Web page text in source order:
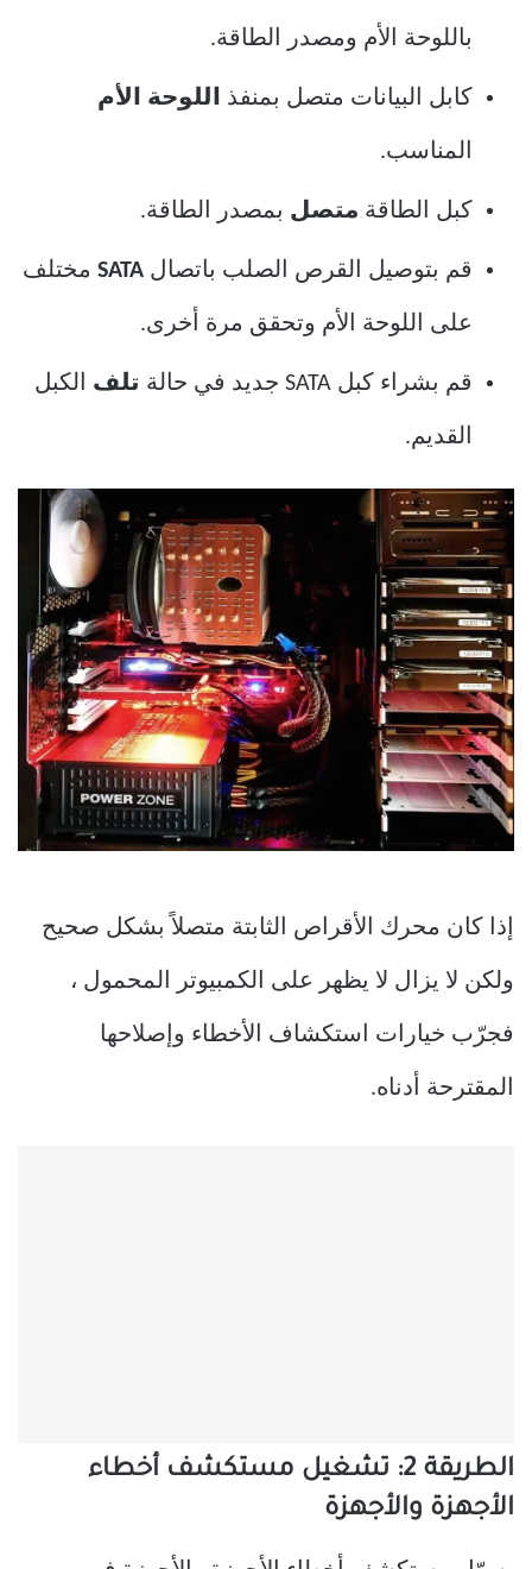
باللوحة الأم ومصدر الطاقة.
كابل البيانات متصل بمنفذ اللوحة الأم
المناسب.
كبل الطاقة متصل بمصدر الطاقة.
قم بتوصيل القرص الصلب باتصال SATA مختلف
على اللوحة الأم وتحقق مرة أخرى.
قم بشراء كبل SATA جديد في حالة تلف الكبل
القديم.
إذا كان محرك الأقراص الثابتة متصلاً بشكل صحيح
ولكن لا يزال لا يظهر على الكمبيوتر المحمول ،
فجرّب خيارات استكشاف الأخطاء وإصلاحها
المقترحة أدناه.
الطريقة 2: تشغيل مستكشف أخطاء
الأجهزة والأجهزة